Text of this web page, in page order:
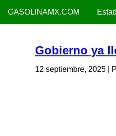
GASOLINAMX.COM
Gobierno ya
12 septiembre, 2025 |